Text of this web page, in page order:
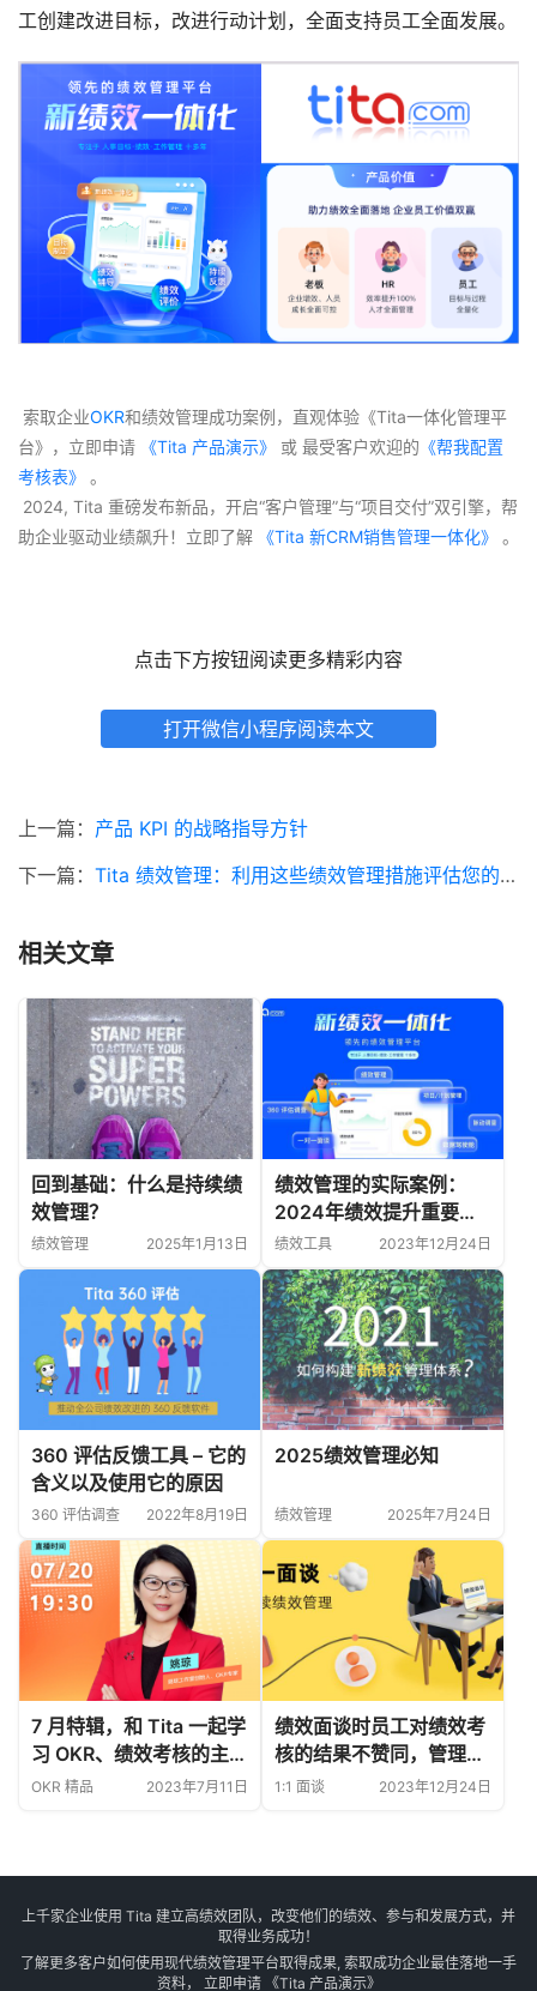
工创建改进目标，改进行动计划，全面支持员工全面发展。
索取企业OKR和绩效管理成功案例，直观体验《Tita一体化管理平
台》，立即申请 《Tita 产品演示》 或 最受客户欢迎的 《帮我配置
考核表》
。
助企业驱动业绩飙升！立即了解 《Tita 新CRM销售管理一体化》 。
点击下方按钮阅读更多精彩内容
打开微信小程序阅读本文
上一篇： 产品 KPI 的战略指导方针
下一篇： Tita 绩效管理：利用这些绩效管理措施评估您的业务
相关文章
回到基础：什么是持续绩
效管理？
绩效管理 2025年1月13日
绩效管理的实际案例：
2024年绩效提升重要方
法
绩效工具 2023年12月24日
360 评估反馈工具 – 它的
含义以及使用它的原因
360 评估调查 2022年8月19日
2025绩效管理必知
绩效管理 2025年7月24日
7 月特辑，和 Tita 一起学
习 OKR、绩效考核的主题
分享
OKR 精品 2023年7月11日
绩效面谈时员工对绩效考
核的结果不赞同，管理者
应该如何处理？
1:1 面谈 2023年12月24日
上千家企业使用 Tita 建立高绩效团队，改变他们的绩效、参与和发展方式，并
取得业务成功！
了解更多客户如何使用现代绩效管理平台取得成果, 索取成功企业最佳落地一手
资料， 立即申请《Tita 产品演示》